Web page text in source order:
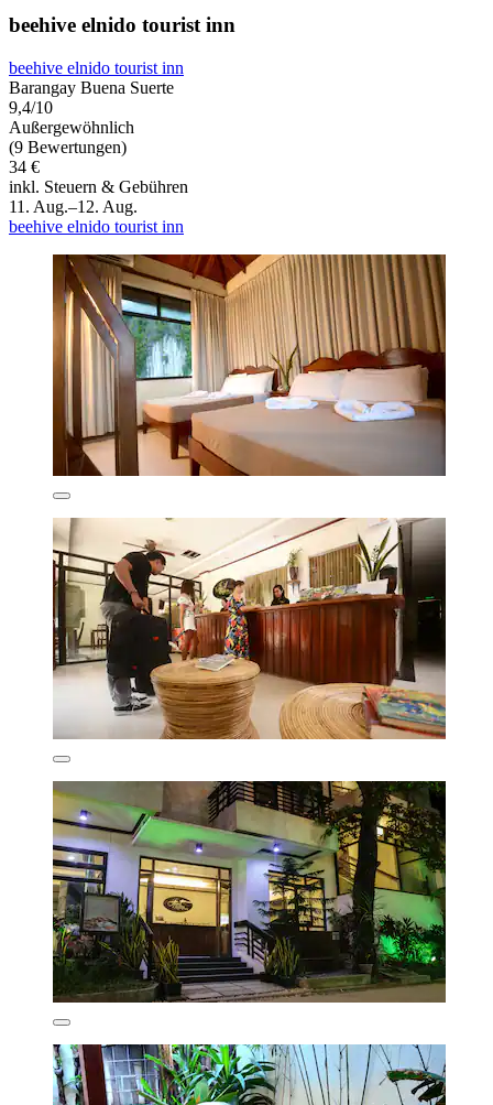
beehive elnido tourist inn
beehive elnido tourist inn
Barangay Buena Suerte
9,4/10
Außergewöhnlich
(9 Bewertungen)
34 €
inkl. Steuern & Gebühren
11. Aug.–12. Aug.
beehive elnido tourist inn